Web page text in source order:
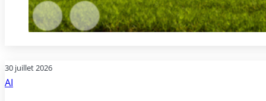
30 juillet 2026
AI